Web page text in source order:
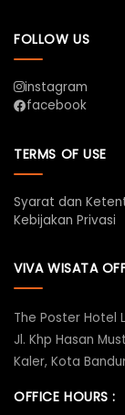
FOLLOW US
instagram
facebook
TERMS OF USE
Syarat dan
Kebijakan Privasi
VIVA WISATA
The Poster Hotel
Jl. Khp Hasan
Kaler, Kota
OFFICE HOURS :